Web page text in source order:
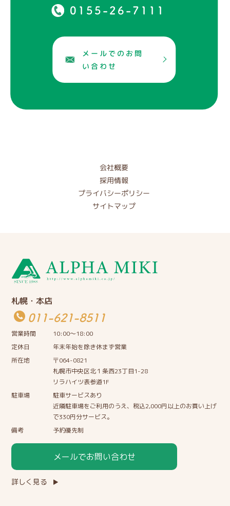
0155-26-7111
メールでのお問
い合わせ
会社概要
採用情報
プライバシーポリシー
サイトマップ
札幌・本店
011-621-8511
営業時間
10:00〜18:00
定休日
年末年始を除き休まず営業
所在地
〒064-0821
札幌市中央区北１条西23丁目1-28
リラハイツ表参道1F
駐車場
駐車サービスあり
近隣駐車場をご利用のうえ、税込2,000円以上のお買い上げ
で330円分サービス。
備考
予約優先制
メールでお問い合わせ
詳しく見る